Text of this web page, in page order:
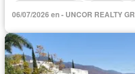
06/07/2026 en - UNCOR REALTY